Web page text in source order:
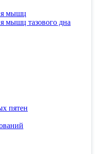
мышц
мышц тазового дна
пятен